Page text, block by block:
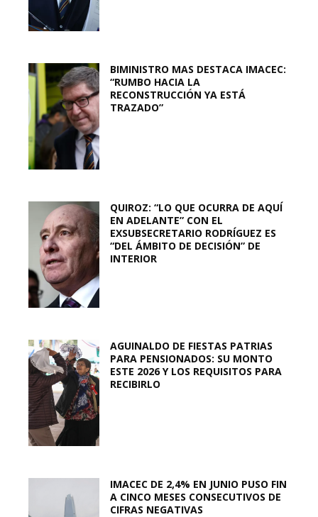
BIMINISTRO MAS DESTACA IMACEC:
“RUMBO HACIA LA
RECONSTRUCCIÓN YA ESTÁ
TRAZADO”
QUIROZ: “LO QUE OCURRA DE AQUÍ
EN ADELANTE” CON EL
EXSUBSECRETARIO RODRÍGUEZ ES
“DEL ÁMBITO DE DECISIÓN” DE
INTERIOR
AGUINALDO DE FIESTAS PATRIAS
PARA PENSIONADOS: SU MONTO
ESTE 2026 Y LOS REQUISITOS PARA
RECIBIRLO
IMACEC DE 2,4% EN JUNIO PUSO FIN
A CINCO MESES CONSECUTIVOS DE
CIFRAS NEGATIVAS